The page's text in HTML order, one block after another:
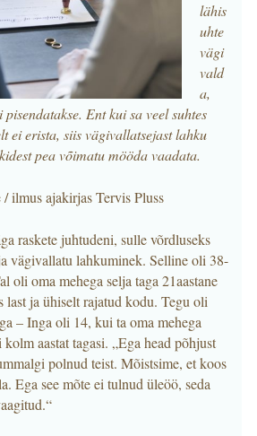
lähis
uhte
vägi
vald
a,
Ent kui sa veel suhtes
ei erista, siis vägivallatsejast lahku
pea võimatu mööda vaadata.
ilmus ajakirjas Tervis Pluss
raskete juhtudeni, sulle võrdluseks
vägivallatu lahkuminek. Selline oli 38-
oli oma mehega selja taga 21aastane
last ja ühiselt rajatud kodu. Tegu oli
– Inga oli 14, kui ta oma mehega
aastat tagasi. „Ega head põhjust
polnud teist. Mõistsime, et koos
Ega see mõte ei tulnud üleöö, seda